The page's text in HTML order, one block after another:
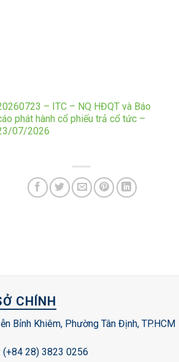
– ITC – NQ HĐQT và Báo
phát hành cổ phiếu trả cổ tức –
07/2026
CHÍNH
Bỉnh Khiêm, Phường Tân Định, TP.HCM
(+84 28) 3823 0256